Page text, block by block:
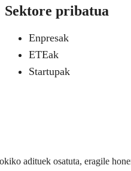
Sektore pribatua
Enpresak
ETEak
Startupak
adituek osatuta, eragile